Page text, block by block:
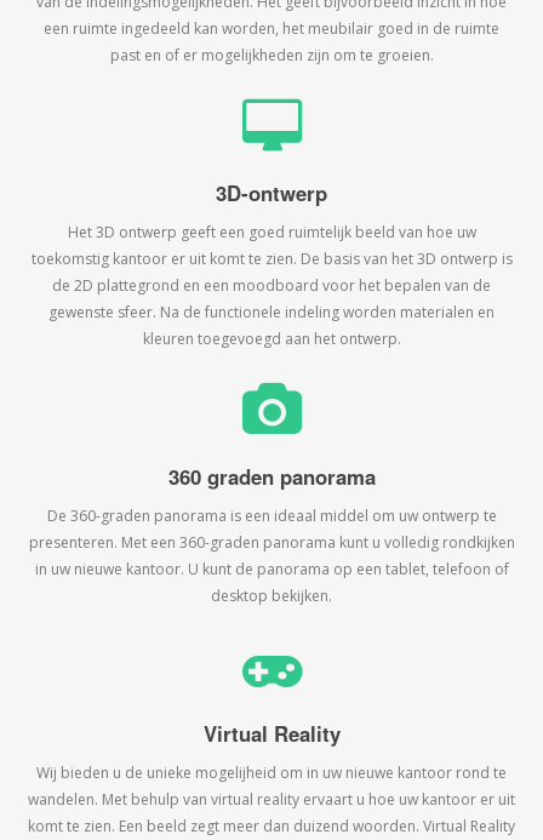
een ruimte ingedeeld kan worden, het meubilair goed in de ruimte
past en of er mogelijkheden zijn om te groeien.
3D-ontwerp
Het 3D ontwerp geeft een goed ruimtelijk beeld van hoe uw
toekomstig kantoor er uit komt te zien. De basis van het 3D ontwerp is
de 2D plattegrond en een moodboard voor het bepalen van de
gewenste sfeer. Na de functionele indeling worden materialen en
kleuren toegevoegd aan het ontwerp.
360 graden panorama
De 360-graden panorama is een ideaal middel om uw ontwerp te
presenteren. Met een 360-graden panorama kunt u volledig rondkijken
in uw nieuwe kantoor. U kunt de panorama op een tablet, telefoon of
desktop bekijken.
Virtual Reality
Wij bieden u de unieke mogelijheid om in uw nieuwe kantoor rond te
wandelen. Met behulp van virtual reality ervaart u hoe uw kantoor er uit
komt te zien. Een beeld zegt meer dan duizend woorden. Virtual Reality